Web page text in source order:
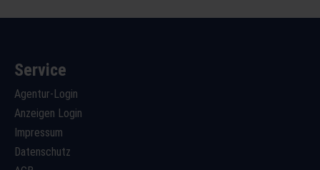
Service
Agentur-Login
Anzeigen Login
Impressum
Datenschutz